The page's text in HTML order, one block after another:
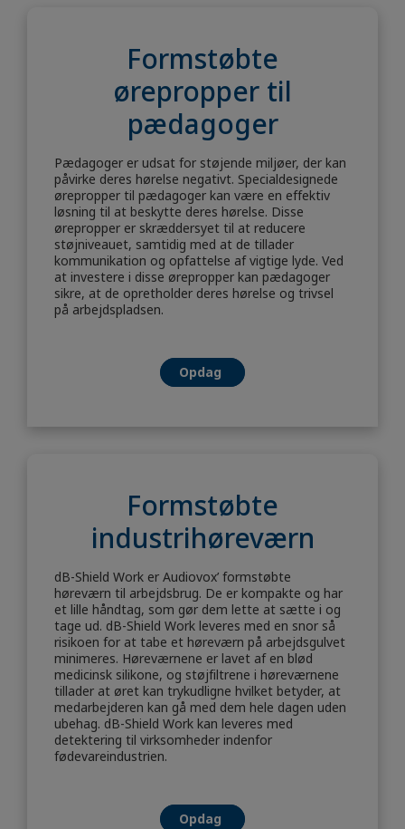
Formstøbte
ørepropper til
pædagoger
Pædagoger er udsat for støjende miljøer, der kan
påvirke deres hørelse negativt. Specialdesignede
ørepropper til pædagoger kan være en effektiv
løsning til at beskytte deres hørelse. Disse
ørepropper er skræddersyet til at reducere
støjniveauet, samtidig med at de tillader
kommunikation og opfattelse af vigtige lyde. Ved
at investere i disse ørepropper kan pædagoger
sikre, at de opretholder deres hørelse og trivsel
på arbejdspladsen.
Opdag
Formstøbte
industrihøreværn
dB-Shield Work er Audiovox’ formstøbte
høreværn til arbejdsbrug. De er kompakte og har
et lille håndtag, som gør dem lette at sætte i og
tage ud. dB-Shield Work leveres med en snor så
risikoen for at tabe et høreværn på arbejdsgulvet
minimeres. Høreværnene er lavet af en blød
medicinsk silikone, og støjfiltrene i høreværnene
tillader at øret kan trykudligne hvilket betyder, at
medarbejderen kan gå med dem hele dagen uden
ubehag. dB-Shield Work kan leveres med
detektering til virksomheder indenfor
fødevareindustrien.
Opdag